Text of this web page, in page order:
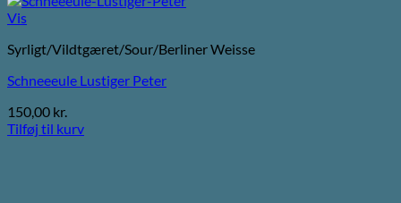
Vis
Syrligt/Vildtgæret/Sour/Berliner Weisse
Schneeeule Lustiger Peter
150,00 kr.
Tilføj til kurv